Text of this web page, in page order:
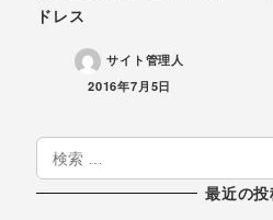
ドレス
サイト管理人
投稿日
2016年7月5日
索
最近の投